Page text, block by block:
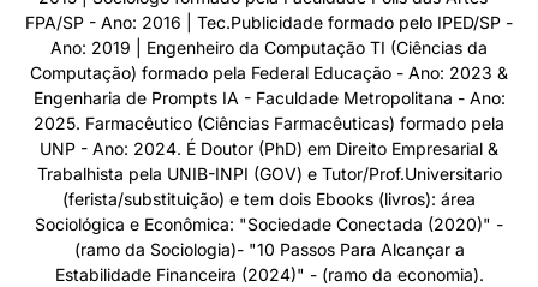
FPA/SP - Ano: 2016 | Tec.Publicidade formado pelo IPED/SP -
Ano: 2019 | Engenheiro da Computação TI (Ciências da
Computação) formado pela Federal Educação - Ano: 2023 &
Engenharia de Prompts IA - Faculdade Metropolitana - Ano:
2025. Farmacêutico (Ciências Farmacêuticas) formado pela
UNP - Ano: 2024. É Doutor (PhD) em Direito Empresarial &
Trabalhista pela UNIB-INPI (GOV) e Tutor/Prof.Universitario
(ferista/substituição) e tem dois Ebooks (livros): área
Sociológica e Econômica: "Sociedade Conectada (2020)" -
(ramo da Sociologia)- "10 Passos Para Alcançar a
Estabilidade Financeira (2024)" - (ramo da economia).